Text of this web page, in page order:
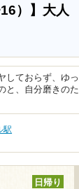
）】大人
しておらず、ゆっ
と、自分磨きのた
駅
日帰り